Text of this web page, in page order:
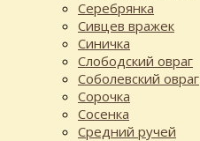
Серебрянка
Сивцев вражек
Синичка
Слободский овраг
Соболевский овраг
Сорочка
Сосенка
Средний ручей